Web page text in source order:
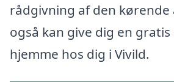
rådgivning af den kørende
også kan give dig en
hjemme hos dig i Vivild.